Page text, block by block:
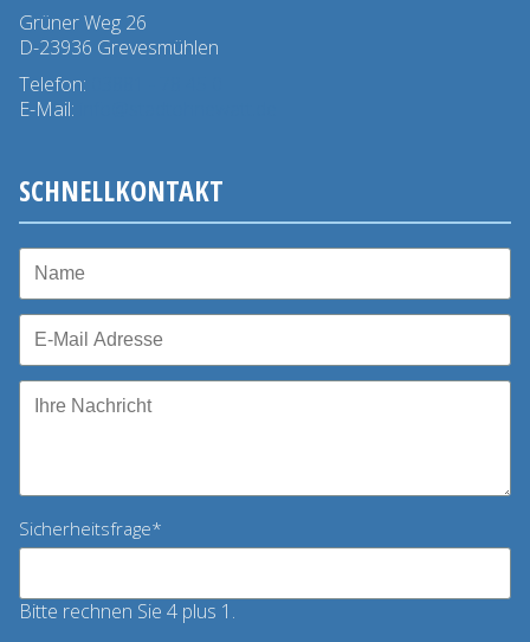
Grüner Weg 26
D-23936 Grevesmühlen
Telefon:
E-Mail:
SCHNELLKONTAKT
Pflichtfeld
Sicherheitsfrage*
Bitte rechnen Sie 4 plus 1.